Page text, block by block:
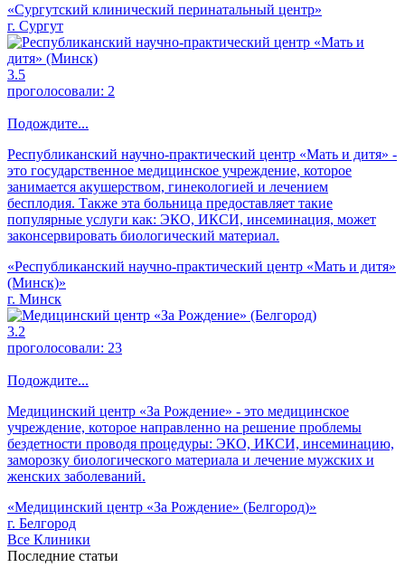
«Сургутский клинический перинатальный центр»
г. Сургут
3.5
проголосовали: 2
Подождите...
Республиканский научно-практический центр «Мать и дитя» -
это государственное медицинское учреждение, которое
занимается акушерством, гинекологией и лечением
бесплодия. Также эта больница предоставляет такие
популярные услуги как: ЭКО, ИКСИ, инсеминация, может
законсервировать биологический материал.
«Республиканский научно-практический центр «Мать и дитя»
(Минск)»
г. Минск
3.2
проголосовали: 23
Подождите...
Медицинский центр «За Рождение» - это медицинское
учреждение, которое направленно на решение проблемы
бездетности проводя процедуры: ЭКО, ИКСИ, инсеминацию,
заморозку биологического материала и лечение мужских и
женских заболеваний.
«Медицинский центр «За Рождение» (Белгород)»
г. Белгород
Все Клиники
Последние статьи